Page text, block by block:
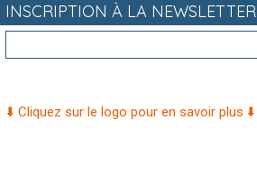
INSCRIPTION À LA NEWSLETTER
⬇️ Cliquez sur le logo pour en savoir plus ⬇️